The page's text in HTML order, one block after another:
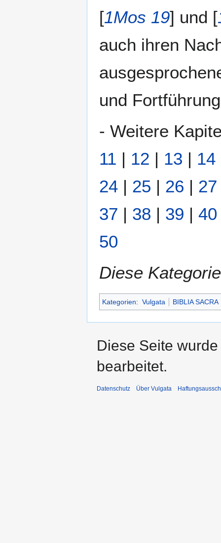
[1Mos 19] und [
auch ihren
und
- Weitere
11 | 12 | 13 | 14
24 | 25 | 26 | 27
37 | 38 | 39 | 40
50
Diese
Kategorien: Vulgata BIBLIA SACRA
Diese Seite
bearbeitet.
Datenschutz Über Vulgata